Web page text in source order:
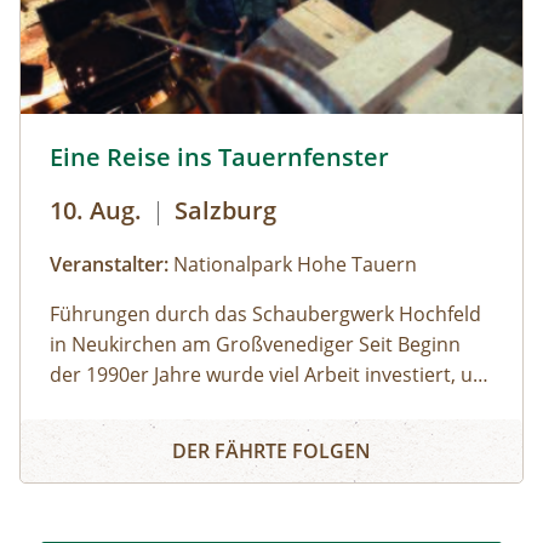
NATURSCHAUSPIEL: Jede Tour kann auf Anfrage
zu individuell vereinbarten Terminen
durchgeführt werden. ⁠
Eine Reise ins Tauernfenster
10. Aug. | Salzburg
Veranstalter: Nationalpark Hohe Tauern
Führungen durch das Schaubergwerk Hochfeld
in Neukirchen am Großvenediger Seit Beginn
der 1990er Jahre wurde viel Arbeit investiert, um
umzubauen. Die Attraktion unter Tage bietet
spannende Einblicke in die alpine Geologie und
Eine Reise ins Tauernfenster
DER FÄHRTE FOLGEN